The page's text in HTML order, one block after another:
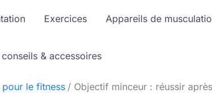
Exercices Appareils de
& accessoires
le fitness Objectif minceur : réussir